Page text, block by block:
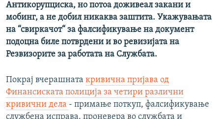
Антикорупциска, но потоа доживеал закани и
мобинг, а не добил никаква заштита. Укажувањата
на “свиркачот“ за фалсификување на документ
подоцна биле потврдени и во ревизијата на
Резвизорите за работата на Службата.
Покрај вчерашната кривична пријава од
Финансиската полиција за четири различни
кривични дела - примање поткуп, фалсификување
службена исправа, проневера во службата и